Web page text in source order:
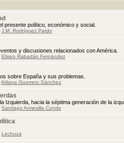
presente político, económico y social.
J.M. Rodríguez Pardo
y discusiones relacionados con América.
Eliseo Rabadán Fernández
sobre España y sus problemas.
Atilana Guerrero Sánchez
Izquierda, hacia la séptima generación de la
Santiago Armesilla Conde
Lechuza